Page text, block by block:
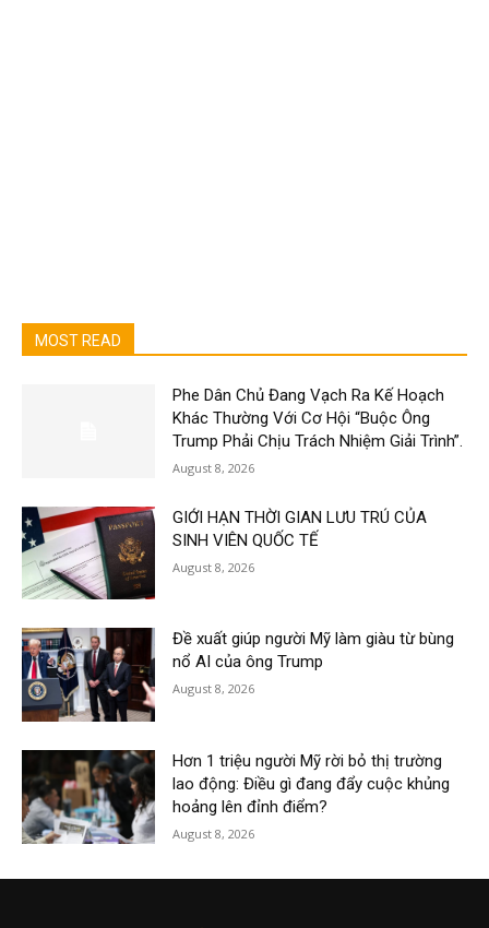
MOST READ
Phe Dân Chủ Đang Vạch Ra Kế Hoạch
Khác Thường Với Cơ Hội “Buộc Ông
Trump Phải Chịu Trách Nhiệm Giải Trình”.
August 8, 2026
GIỚI HẠN THỜI GIAN LƯU TRÚ CỦA
SINH VIÊN QUỐC TẾ
August 8, 2026
Đề xuất giúp người Mỹ làm giàu từ bùng
nổ AI của ông Trump
August 8, 2026
Hơn 1 triệu người Mỹ rời bỏ thị trường
lao động: Điều gì đang đẩy cuộc khủng
hoảng lên đỉnh điểm?
August 8, 2026